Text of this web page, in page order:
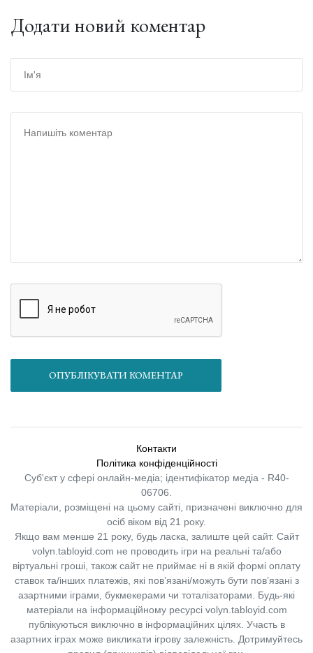
Додати новий коментар
ОПУБЛІКУВАТИ КОМЕНТАР
Контакти
Політика конфіденційності
Суб'єкт у сфері онлайн-медіа; ідентифікатор медіа - R40-
06706.
Матеріали, розміщені на цьому сайті, призначені виключно для
осіб віком від 21 року.
Якщо вам менше 21 року, будь ласка, залиште цей сайт. Сайт
volyn.tabloyid.com не проводить ігри на реальні та/або
віртуальні гроші, також сайт не приймає ні в якій формі оплату
ставок та/інших платежів, які пов’язані/можуть бути пов’язані з
азартними іграми, букмекерами чи тоталізаторами. Будь-які
матеріали на інформаційному ресурсі volyn.tabloyid.com
публікуються виключно в інформаційних цілях. Участь в
азартних іграх може викликати ігрову залежність. Дотримуйтесь